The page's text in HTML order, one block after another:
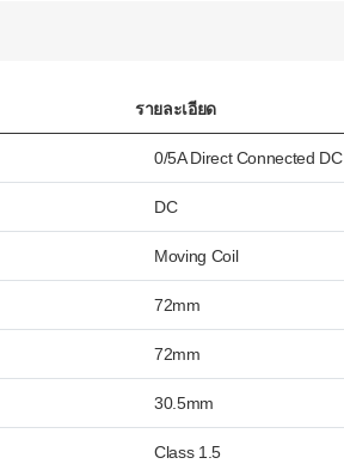
รายละเอียด
0/5A Direct Connected DC
DC
Moving Coil
72mm
72mm
30.5mm
Class 1.5